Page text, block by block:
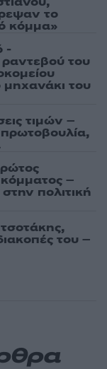
το
κόμμα»
-
ραντεβού του
του
τιμών –
–
πολιτική
του –